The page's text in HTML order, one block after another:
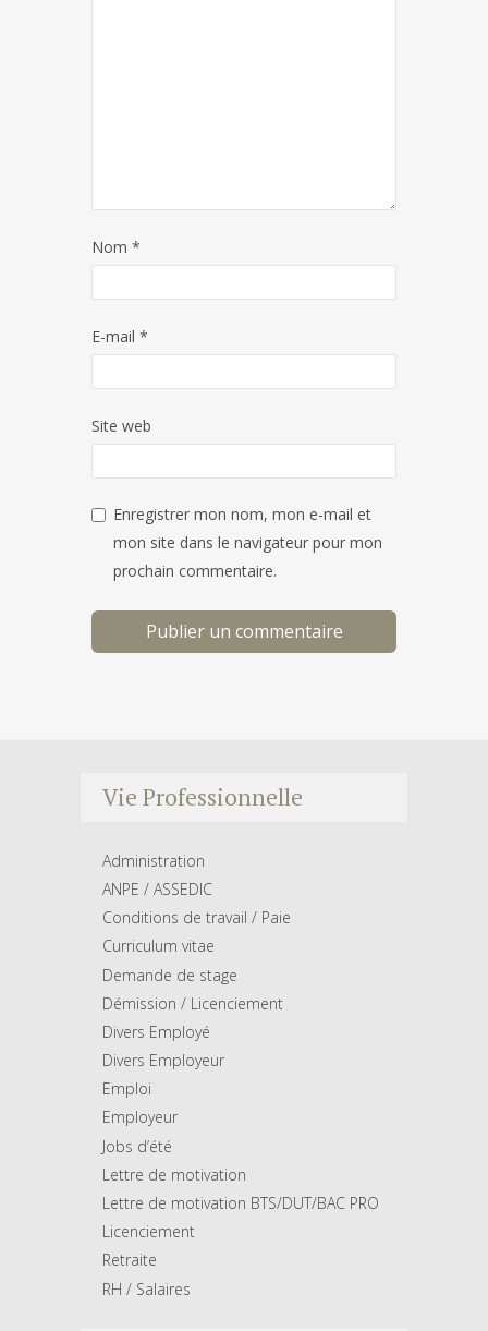
Nom *
E-mail *
Site web
Enregistrer mon nom, mon e-mail et
mon site dans le navigateur pour mon
prochain commentaire.
Vie Professionnelle
Administration
ANPE / ASSEDIC
Conditions de travail / Paie
Curriculum vitae
Demande de stage
Démission / Licenciement
Divers Employé
Divers Employeur
Emploi
Employeur
Jobs d’été
Lettre de motivation
Lettre de motivation BTS/DUT/BAC PRO
Licenciement
Retraite
RH / Salaires